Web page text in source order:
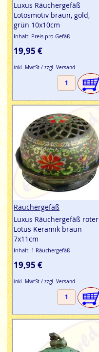
Luxus Räuchergefäß
Lotosmotiv braun, gold,
grün 10x10cm
Inhalt: Preis pro Gefäß
19,95 €
inkl. MwtSt / zzgl. Versand
Räuchergefäß
Luxus Räuchergefäß roter
Lotus Keramik braun
7x11cm
Inhalt: 1 Räuchergefäß
19,95 €
inkl. MwtSt / zzgl. Versand